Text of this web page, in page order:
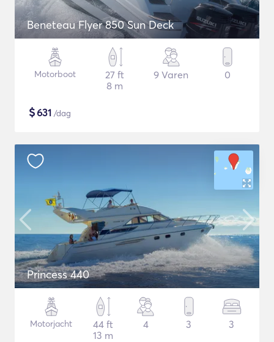
Beneteau Flyer 850 Sun Deck
Motorboot
27 ft
8 m
9 Varen 0
$631 /dag
Princess 440
Motorjacht
44 ft
13 m
4 3 3